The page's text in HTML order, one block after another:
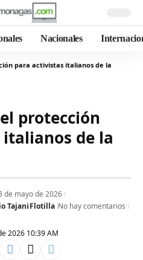
Nacionales
para activistas italianos de la
protección
de la
2026 10:39 AM
de mayo de 2026
TajaniFlotilla No hay comentarios